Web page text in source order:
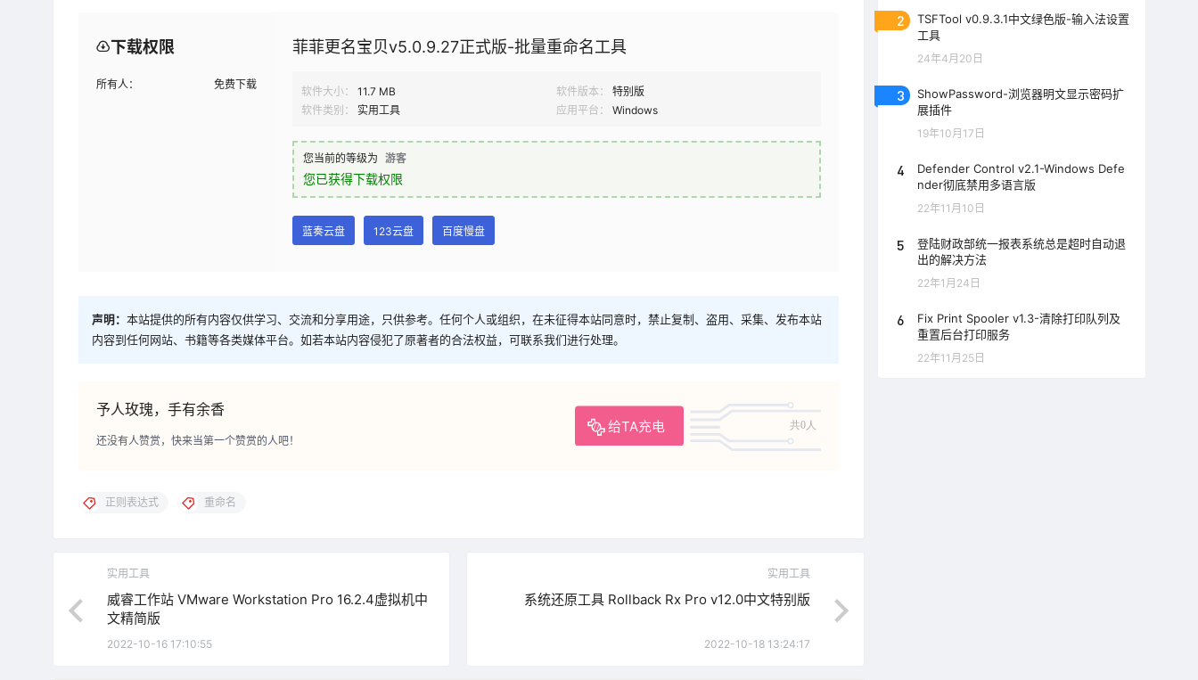
下载权限
所有人： 免费下载
菲菲更名宝贝v5.0.9.27正式版-批量重命名工具
软件大小： 11.7 MB 软件版本：
特别版
软件类别：
实用工具 应用平台： Windows
您当前的等级为 游客
您已获得下载权限
蓝奏云盘 123云盘 百度慢盘
声明： 本站提供的所有内容仅供学习、交流和分享用途，只供参考。任何个人或组织，在未征得本站同意时，禁止复制、盗用、采集、发布本站
内容到任何网站、书籍等各类媒体平台。如若本站内容侵犯了原著者的合法权益，可联系我们进行处理。
予人玫瑰，手有余香
给TA充电 共0人
还没有人赞赏，快来当第一个赞赏的人吧！
正则表达式 重命名
实用工具
威睿工作站 VMware Workstation Pro 16.2.4虚拟机中
文精简版
2022-10-16 17:10:55
实用工具
系统还原工具 Rollback Rx Pro v12.0中文特别版
2022-10-18 13:24:17
2
TSFTool v0.9.3.1中文绿色版-输入法设置
工具
24年4月20日
3
ShowPassword-浏览器明文显示密码扩
展插件
19年10月17日
4
Defender Control v2.1-Windows Defe
nder彻底禁用多语言版
22年11月10日
5
登陆财政部统一报表系统总是超时自动退
出的解决方法
22年1月24日
6
Fix Print Spooler v1.3-清除打印队列及
重置后台打印服务
22年11月25日